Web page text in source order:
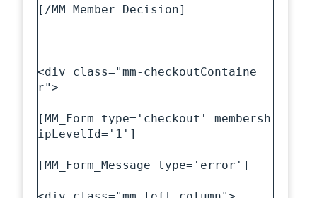
[/MM_Member_Decision]
<div class="mm-checkoutContaine
r">
[MM_Form type='checkout' membersh
ipLevelId='1']
[MM_Form_Message type='error']